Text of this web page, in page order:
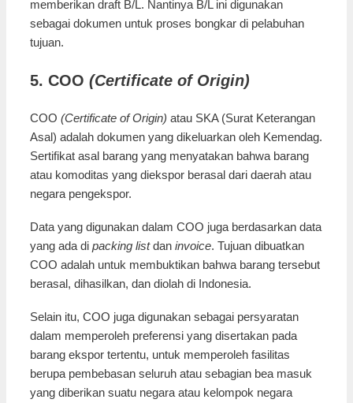
memberikan draft B/L. Nantinya B/L ini digunakan
sebagai dokumen untuk proses bongkar di pelabuhan
tujuan.
5. COO (Certificate of Origin)
COO (Certificate of Origin) atau SKA (Surat Keterangan
Asal) adalah dokumen yang dikeluarkan oleh Kemendag.
Sertifikat asal barang yang menyatakan bahwa barang
atau komoditas yang diekspor berasal dari daerah atau
negara pengekspor.
Data yang digunakan dalam COO juga berdasarkan data
yang ada di packing listdan invoice. Tujuan dibuatkan
COO adalah untuk membuktikan bahwa barang tersebut
berasal, dihasilkan, dan diolah di Indonesia.
Selain itu, COO juga digunakan sebagai persyaratan
dalam memperoleh preferensi yang disertakan pada
barang ekspor tertentu, untuk memperoleh fasilitas
berupa pembebasan seluruh atau sebagian bea masuk
yang diberikan suatu negara atau kelompok negara